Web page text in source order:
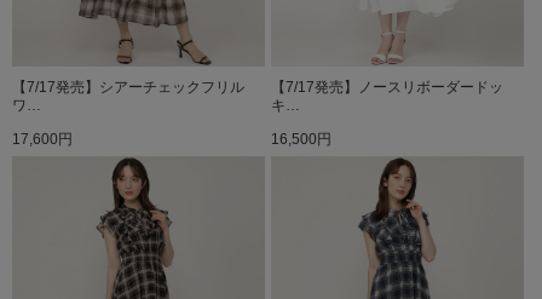
【7/17発売】シアーチェックフリル
ワ…
17,600円
【7/17発売】ノースリボーダードッ
キ…
16,500円